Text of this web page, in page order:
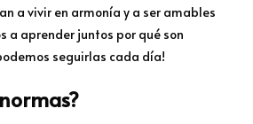
a vivir en armonía y a ser amables
a aprender juntos por qué son
seguirlas cada día!